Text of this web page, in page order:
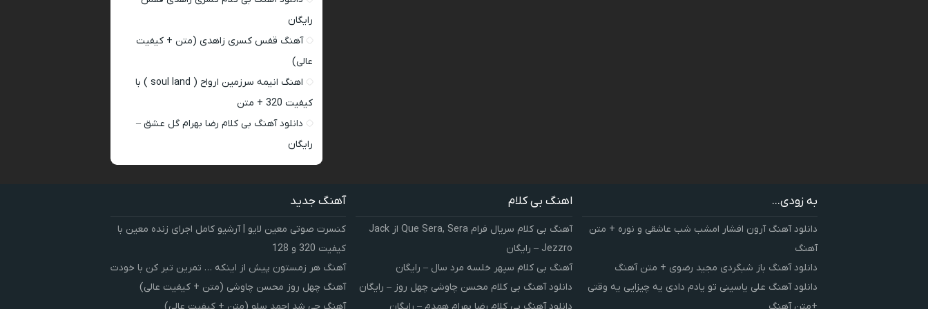
رایگان
آهنگ قفس کسری زاهدی (متن + کیفیت
عالی)
اهنگ انیمه سرزمین ارواح ( soul land ) با
کیفیت 320 + متن
دانلود آهنگ بی کلام رضا بهرام گل عشق –
رایگان
به زودی...
دانلود آهنگ آرون افشار امشب شب عاشقی و نوره + متن
آهنگ
دانلود آهنگ باز شبگردی مجید رضوی + متن آهنگ
دانلود آهنگ علی یاسینی تو یادم دادی یه چیزایی یه وقتی
اهنگ بی کلام
آهنگ بی کلام سریال فرام Que Sera, Sera از Jack
Jezzro – رایگان
آهنگ بی کلام سپهر خلسه مرد سال – رایگان
دانلود آهنگ بی کلام محسن چاوشی چهل روز – رایگان
آهنگ جدید
کنسرت صوتی معین لایو | آرشیو کامل اجرای زنده معین با
کیفیت 320 و 128
آهنگ هر زمستون پیش از اینکه … تمرین تبر کن با خودت
آهنگ چهل روز محسن چاوشی (متن + کیفیت عالی)